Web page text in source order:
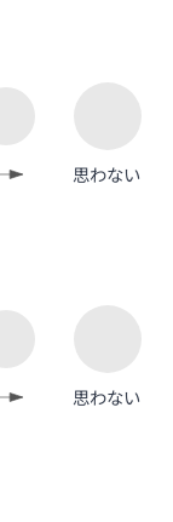
思わない
思わない